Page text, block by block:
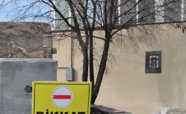
Bursa
Çanakkale
Çankırı
Çorum
Denizli